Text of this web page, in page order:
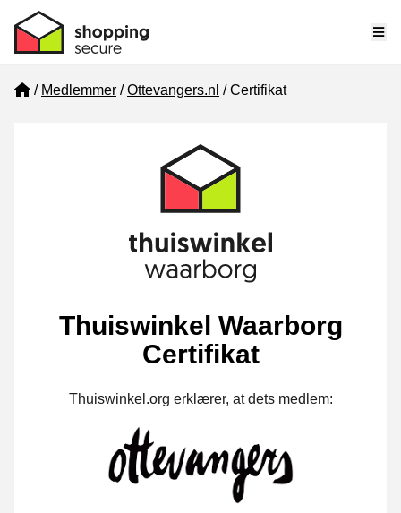
Home
Medlemmer Ottevangers.nl Certifikat
Thuiswinkel Waarborg
Certifikat
Thuiswinkel.org erklærer, at dets medlem: